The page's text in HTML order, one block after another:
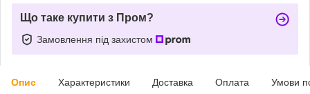
Що таке купити з Пром?
Замовлення під захистом
Опис Характеристики Доставка Оплата Умови